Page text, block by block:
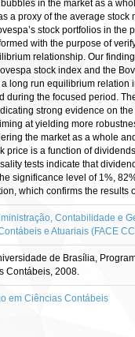
in the market as a
a proxy of the average
stock portfolios in the
with the purpose of
relationship. Our
stock index and the
long run equilibrium
during the focused period.
strong evidence on
at yielding more
the market as a whole
price is a function of
tests indicate that
significance level of 1%,
which confirms the results
Contabilidade e
e Atuariais (FACE
de Brasília,
Contábeis, 2008.
em Ciências Contábeis